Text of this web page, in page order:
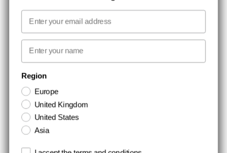
KONTAKT
MEDIA
NYHEDSBREV TILMELDING
Hold dig opdateret med gode tilbud og produktnyheder. Din e-mail
opbevares sikkert og du kan til enhver tid
Email
First name
Region
Europe
United Kingdom
United States
Asia
Terms and conditions